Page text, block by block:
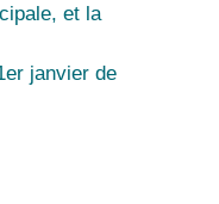
et la
janvier de